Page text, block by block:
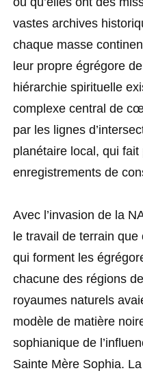
vastes archives
chaque masse
leur propre égrégore
hiérarchie spirituelle
complexe central de
par les lignes
planétaire local, qui
enregistrements de
Avec l’invasion de la
le travail de terrain
qui forment les
chacune des régions
royaumes naturels
modèle de matière
sophianique de
Sainte Mère Sophia.